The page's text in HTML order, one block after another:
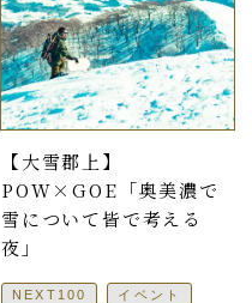
【大雪郡上】
POW×GOE「奥美濃で
雪について皆で考える
夜」
NEXT100 イベント